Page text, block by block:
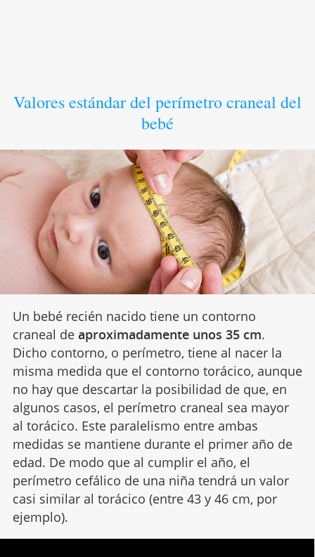
Valores estándar del perímetro craneal del
bebé
Un bebé recién nacido tiene un contorno
craneal de aproximadamente unos 35 cm.
Dicho contorno, o perímetro, tiene al nacer la
misma medida que el contorno torácico, aunque
no hay que descartar la posibilidad de que, en
algunos casos, el perímetro craneal sea mayor
al torácico. Este paralelismo entre ambas
medidas se mantiene durante el primer año de
edad. De modo que al cumplir el año, el
perímetro cefálico de una niña tendrá un valor
casi similar al torácico (entre 43 y 46 cm, por
ejemplo).